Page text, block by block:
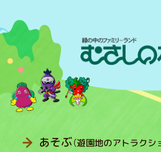
あそぶ（遊園地のアトラクシ